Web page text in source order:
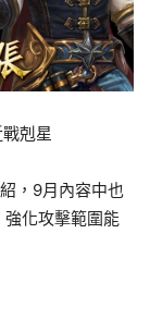
剋星
，9月內容中也
化攻擊範圍能